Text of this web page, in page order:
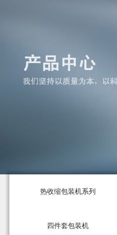
热收缩包装机系列
四件套包装机